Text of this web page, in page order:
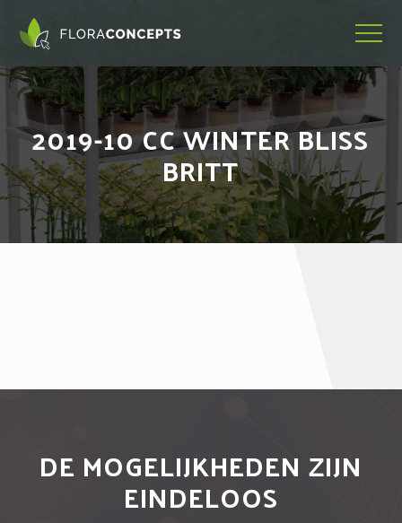
2019-10 CC WINTER BLISS
BRITT
DE MOGELIJKHEDEN ZIJN
EINDELOOS